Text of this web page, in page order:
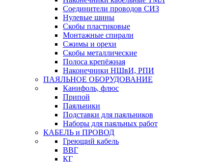
Соединители проводов СИЗ
Нулевые шины
Скобы пластиковые
Монтажные спирали
Сжимы и орехи
Скобы металлические
Полоса крепёжная
Наконечники НШвИ, РПИ
ПАЯЛЬНОЕ ОБОРУДОВАНИЕ
Канифоль, флюс
Припой
Паяльники
Подставки для паяльников
Наборы для паяльных работ
КАБЕЛЬ и ПРОВОД
Греющий кабель
ВВГ
КГ